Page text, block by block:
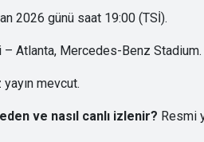
2026 günü saat 19:00 (TSİ).
Atlanta, Mercedes-Benz Stadium.
mevcut.
ve nasıl canlı izlenir? Resmi